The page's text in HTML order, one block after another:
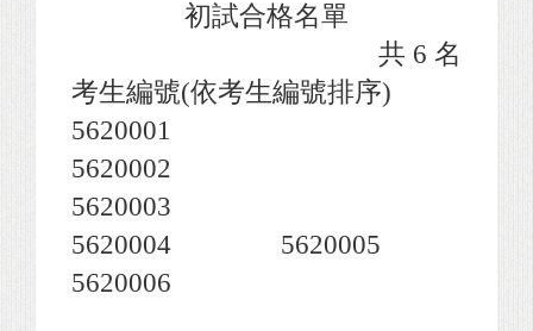
初試合格名單
共 6 名
考生編號(依考生編號排序)
5620001
5620002
5620003
5620004 5620005
5620006